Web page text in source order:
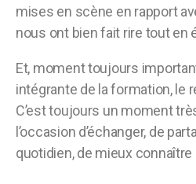
mises en scène en rapport
nous ont bien fait rire tout en
Et, moment toujours
intégrante de la formation, le
C’est toujours un moment
l’occasion d’échanger, de
quotidien, de mieux